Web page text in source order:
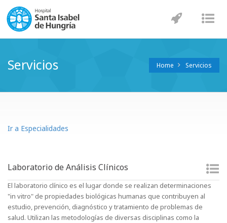
Servicios Home Servicios
Ir a Especialidades
Laboratorio de Análisis Clínicos
El laboratorio clínico es el lugar donde se realizan determinaciones
"in vitro" de propiedades biológicas humanas que contribuyen al
estudio, prevención, diagnóstico y tratamiento de problemas de
salud. Utilizan las metodologías de diversas disciplinas como la